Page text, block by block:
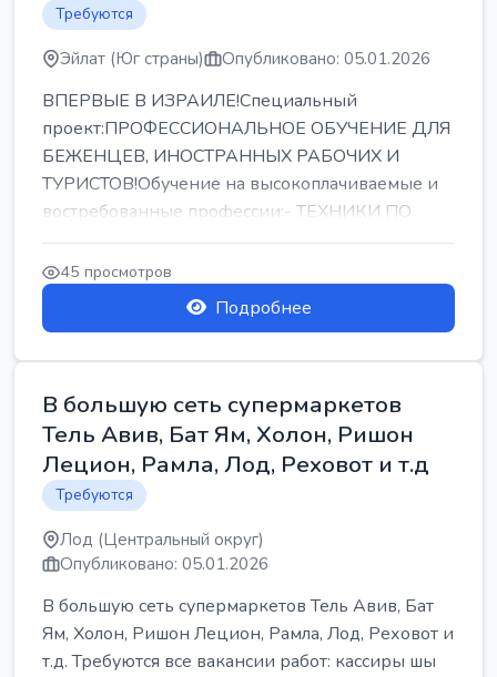
Требуются
Эйлат (Юг страны) Опубликовано: 05.01.2026
ВПЕРВЫЕ В ИЗРАИЛЕ!Специальный
проект:ПРОФЕССИОНАЛЬНОЕ ОБУЧЕНИЕ ДЛЯ
БЕЖЕНЦЕВ, ИНОСТРАННЫХ РАБОЧИХ И
ТУРИСТОВ!Обучение на высокоплачиваемые и
востребованные профессии:- ТЕХНИКИ ПО
РЕМОНТУ КОНДИЦИОНЕРОВ-...
45 просмотров
Подробнее
В большую сеть супермаркетов
Тель Авив, Бат Ям, Холон, Ришон
Лецион, Рамла, Лод, Реховот и т.д
Требуются
Лод (Центральный округ)
Опубликовано: 05.01.2026
В большую сеть супермаркетов Тель Авив, Бат
Ям, Холон, Ришон Лецион, Рамла, Лод, Реховот и
т.д. Требуются все вакансии работ: кассиры шы